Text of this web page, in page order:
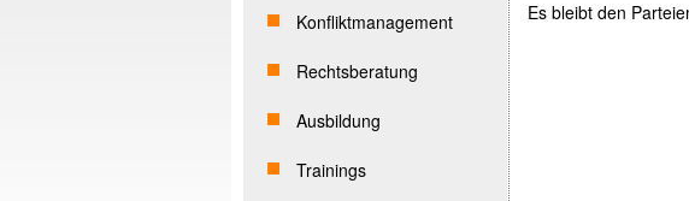
Konfliktmanagement
Rechtsberatung
Ausbildung
Trainings
Es bleibt den